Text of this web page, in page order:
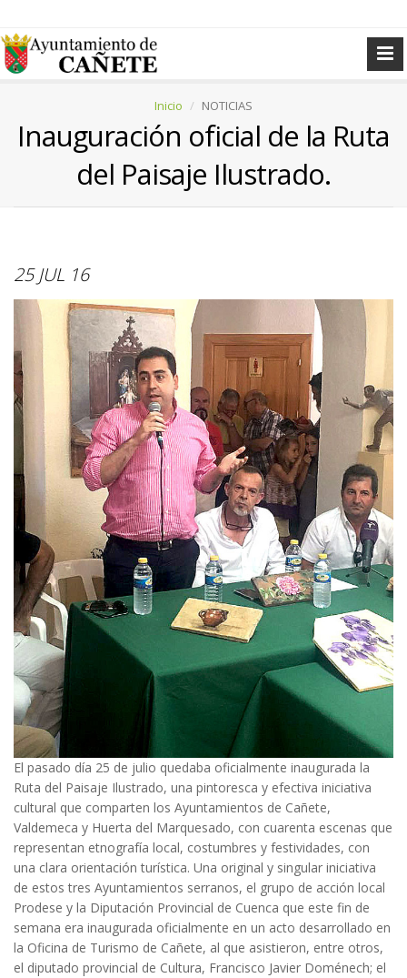
Inicio NOTICIAS
Inauguración oficial de la Ruta
del Paisaje Ilustrado.
25 JUL 16
El pasado día 25 de julio quedaba oficialmente inaugurada la
Ruta del Paisaje Ilustrado, una pintoresca y efectiva iniciativa
cultural que comparten los Ayuntamientos de Cañete,
Valdemeca y Huerta del Marquesado, con cuarenta escenas que
representan etnografía local, costumbres y festividades, con
una clara orientación turística. Una original y singular iniciativa
de estos tres Ayuntamientos serranos, el grupo de acción local
Prodese y la Diputación Provincial de Cuenca que este fin de
semana era inaugurada oficialmente en un acto desarrollado en
la Oficina de Turismo de Cañete, al que asistieron, entre otros,
el diputado provincial de Cultura, Francisco Javier Doménech; el